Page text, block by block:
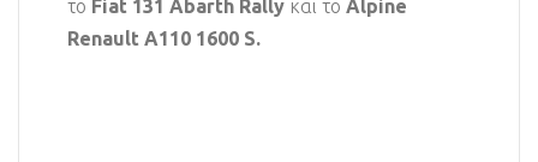
το Fiat 131 Abarth Rally και το Alpine
Renault A110 1600 S.